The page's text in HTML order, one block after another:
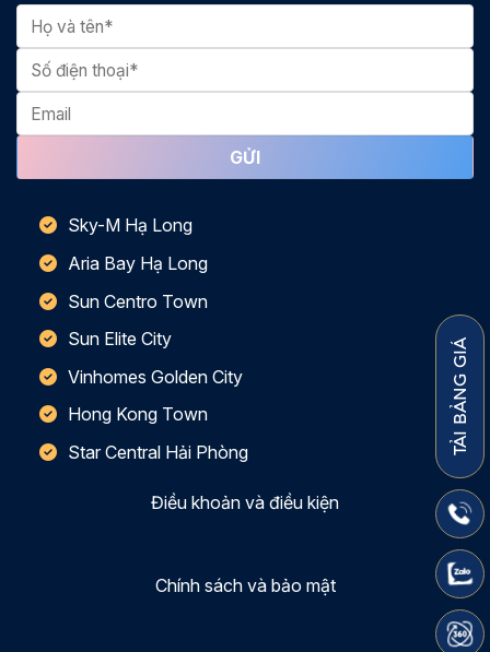
Sky-M Hạ Long
Aria Bay Hạ Long
Sun Centro Town
Sun Elite City
Vinhomes Golden City
Hong Kong Town
Star Central Hải Phòng
Điều khoản và điều kiện
Chính sách và bảo mật
TẢI BẢNG GIÁ